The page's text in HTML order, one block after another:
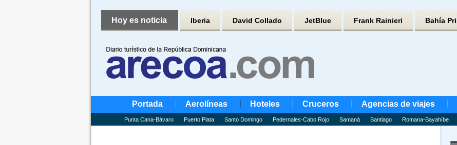
Hoy es noticia Iberia David Collado JetBlue Frank Rainieri Bahía
Portada Aerolíneas Hoteles Cruceros Agencias de viajes
Punta Cana-Bávaro Puerto Plata Santo Domingo Pedernales-Cabo Rojo Samaná Santiago Romana-Bayahíbe